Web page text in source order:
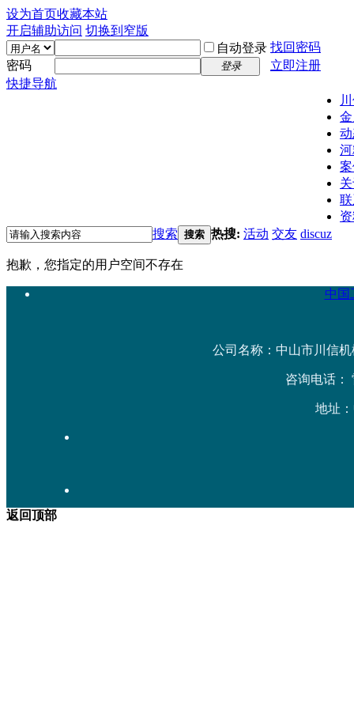
设为首页收藏本站
开启辅助访问 切换到窄版
自动登录 找回密码
密码
登录
立即注册
快捷导航
搜索 搜索 热搜: 活动 交友 discuz
抱歉，您指定的用户空间不存在
中国
公司名称：中山市川信机
咨询电话：
地址
返回顶部